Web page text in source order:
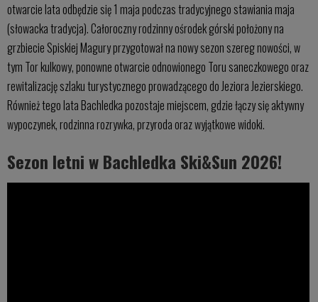
otwarcie lata odbędzie się 1 maja podczas tradycyjnego stawiania maja
(słowacka tradycja). Całoroczny rodzinny ośrodek górski położony na
grzbiecie Spiskiej Magury przygotował na nowy sezon szereg nowości, w
tym Tor kulkowy, ponowne otwarcie odnowionego Toru saneczkowego oraz
rewitalizację szlaku turystycznego prowadzącego do Jeziora Jezierskiego.
Również tego lata Bachledka pozostaje miejscem, gdzie łączy się aktywny
wypoczynek, rodzinna rozrywka, przyroda oraz wyjątkowe widoki.
Sezon letni w Bachledka Ski&Sun 2026!